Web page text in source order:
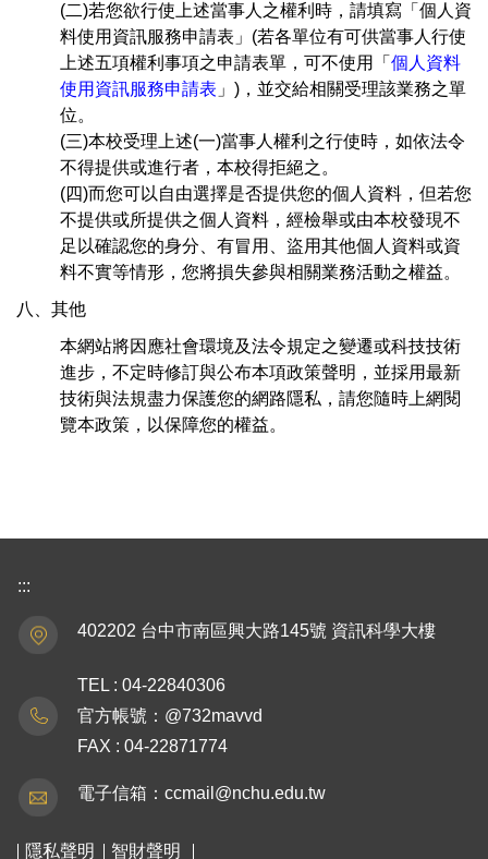
(二)若您欲行使上述當事人之權利時，請填寫「個人資
料使用資訊服務申請表」(若各單位有可供當事人行使
上述五項權利事項之申請表單，可不使用「 個人資料
使用資訊服務申請表 」)，並交給相關受理該業務之單
位。
(三)本校受理上述(一)當事人權利之行使時，如依法令
不得提供或進行者，本校得拒絕之。
(四)而您可以自由選擇是否提供您的個人資料，但若您
不提供或所提供之個人資料，經檢舉或由本校發現不
足以確認您的身分、有冒用、盜用其他個人資料或資
料不實等情形，您將損失參與相關業務活動之權益。
八、其他
本網站將因應社會環境及法令規定之變遷或科技技術
進步，不定時修訂與公布本項政策聲明，並採用最新
技術與法規盡力保護您的網路隱私，請您隨時上網閱
覽本政策，以保障您的權益。
:::
402202 台中市南區興大路145號 資訊科學大樓
TEL : 04-22840306
官方帳號：@732mavvd
FAX : 04-22871774
電子信箱：ccmail@nchu.edu.tw
隱私聲明 智財聲明